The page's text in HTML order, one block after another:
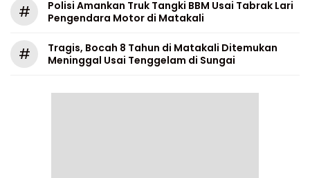
#
Polisi Amankan Truk Tangki BBM Usai Tabrak Lari
Pengendara Motor di Matakali
#
Tragis, Bocah 8 Tahun di Matakali Ditemukan
Meninggal Usai Tenggelam di Sungai